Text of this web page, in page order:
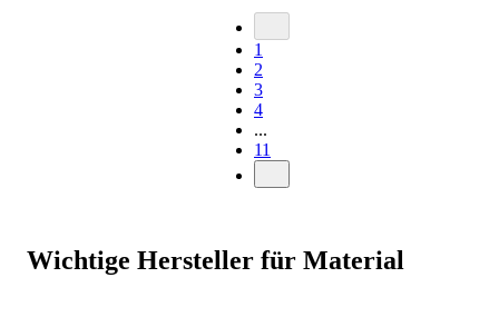
1
2
3
4
...
11
Wichtige Hersteller für Material